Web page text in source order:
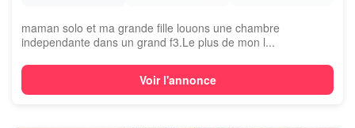
maman solo et ma grande fille louons une chambre
independante dans un grand f3.Le plus de mon l...
Voir l'annonce